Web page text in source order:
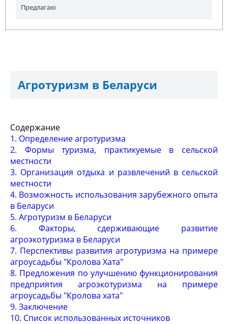
Предлагаю
Агротуризм в Беларуси
Содержание
1. Определение агротуризма
2. Формы туризма, практикуемые в сельской
местности
3. Организация отдыха и развлечений в сельской
местности
4. Возможность использования зарубежного опыта
в Беларуси
5. Агротуризм в Беларуси
6. Факторы, сдерживающие развитие
агроэкотуризма в Беларуси
7. Перспективы развития агротуризма на примере
агроусадьбы "Кролова Хата"
8. Предложения по улучшению функционирования
предприятия агроэкотуризма на примере
агроусадьбы "Кролова хата"
9. Заключение
10. Список использованных источников